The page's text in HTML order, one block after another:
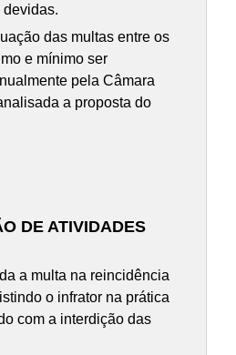
das multas entre os
e mínimo ser
pela Câmara
a proposta do
DE ATIVIDADES
a multa na reincidência
o infrator na prática
com a interdição das